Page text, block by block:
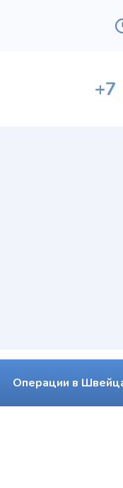
+7
Операции в